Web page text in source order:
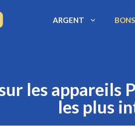
ARGENT
les appareils
les plus